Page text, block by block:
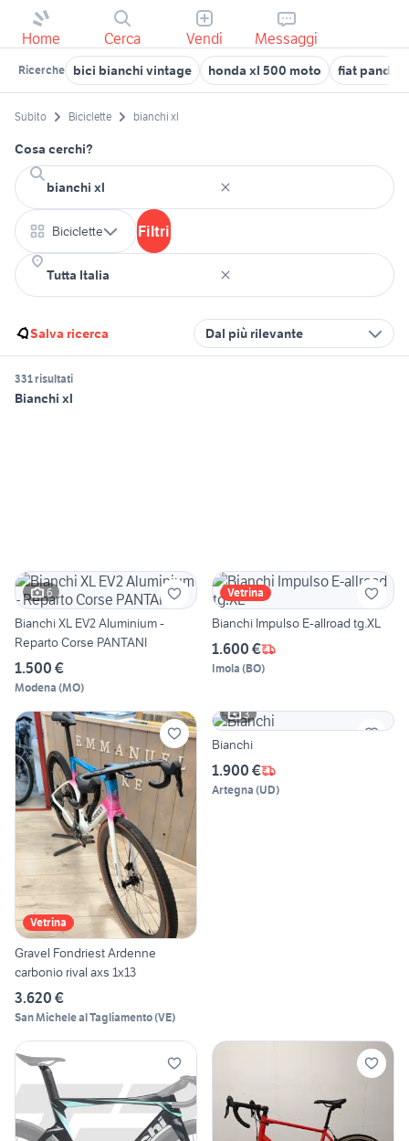
Home Cerca Vendi Messaggi
Ricerche bici bianchi vintage honda xl 500 moto fiat panda
Subito Biciclette bianchi xl
Cosa cerchi?
Biciclette Filtri
Salva ricerca Dal più rilevante
331 risultati
Bianchi xl
6
Bianchi XL EV2 Aluminium -
Reparto Corse PANTANI
1.500 €
Modena (MO)
Vetrina
Bianchi Impulso E-allroad tg.XL
1.600 €
Imola (BO)
Vetrina
Gravel Fondriest Ardenne
carbonio rival axs 1x13
3.620 €
San Michele al Tagliamento(VE)
3
Bianchi
1.900 €
Artegna (UD)